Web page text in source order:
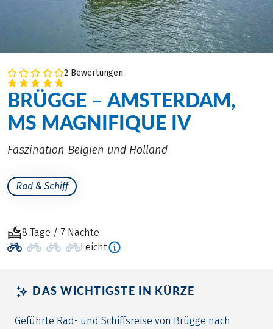
2 Bewertungen
BRÜGGE – AMSTERDAM,
MS MAGNIFIQUE IV
Faszination Belgien und Holland
Rad & Schiff
8 Tage / 7 Nächte
Leicht
DAS WICHTIGSTE IN KÜRZE
Geführte Rad- und Schiffsreise von Brügge nach